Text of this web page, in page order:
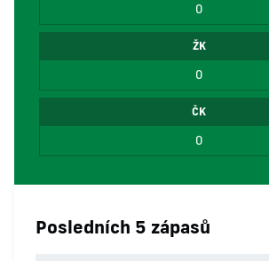
0
ŽK
0
ČK
0
Posledních 5 zápasů